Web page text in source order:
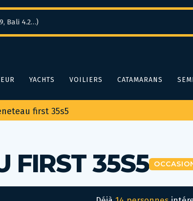
YACHTS VOILIERS CATAMARANS
first 35s5
FIRST 35S5